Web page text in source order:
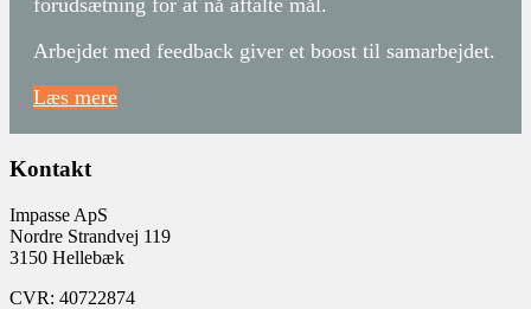
forudsætning for at nå aftalte mål.
Arbejdet med feedback giver et boost til samarbejdet.
Læs mere
Kontakt
Impasse ApS
Nordre Strandvej 119
3150 Hellebæk
CVR: 40722874